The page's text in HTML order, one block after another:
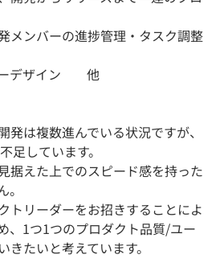
メンバーの進捗管理・タスク調整
ーデザイン 他
発は複数進んでいる状況ですが、
足しています。
据えた上でのスピード感を持った
トリーダーをお招きすることによ
、1つ1つのプロダクト品質/ユー
たいと考えています。